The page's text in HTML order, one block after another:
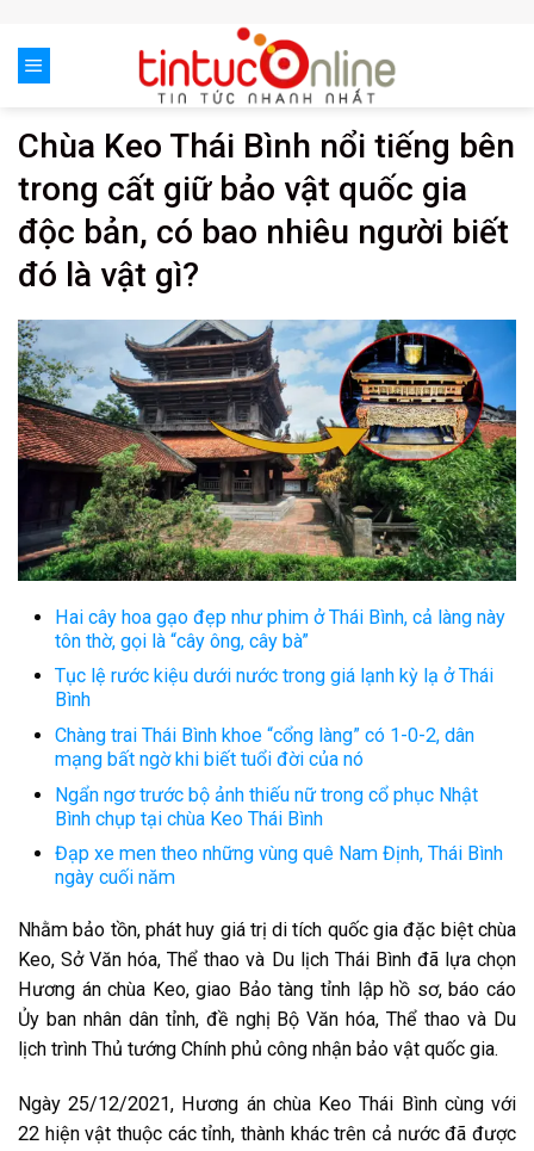
content
Chùa Keo Thái Bình nổi tiếng bên
trong cất giữ bảo vật quốc gia
độc bản, có bao nhiêu người biết
đó là vật gì?
Hai cây hoa gạo đẹp như phim ở Thái Bình, cả làng này
tôn thờ, gọi là “cây ông, cây bà”
Tục lệ rước kiệu dưới nước trong giá lạnh kỳ lạ ở Thái
Bình
Chàng trai Thái Bình khoe “cổng làng” có 1-0-2, dân
mạng bất ngờ khi biết tuổi đời của nó
Ngẩn ngơ trước bộ ảnh thiếu nữ trong cổ phục Nhật
Bình chụp tại chùa Keo Thái Bình
Đạp xe men theo những vùng quê Nam Định, Thái Bình
ngày cuối năm
Nhằm bảo tồn, phát huy giá trị di tích quốc gia đặc biệt chùa
Keo, Sở Văn hóa, Thể thao và Du lịch Thái Bình đã lựa chọn
Hương án chùa Keo, giao Bảo tàng tỉnh lập hồ sơ, báo cáo
Ủy ban nhân dân tỉnh, đề nghị Bộ Văn hóa, Thể thao và Du
lịch trình Thủ tướng Chính phủ công nhận bảo vật quốc gia.
Ngày 25/12/2021, Hương án chùa Keo Thái Bình cùng với
22 hiện vật thuộc các tỉnh, thành khác trên cả nước đã được